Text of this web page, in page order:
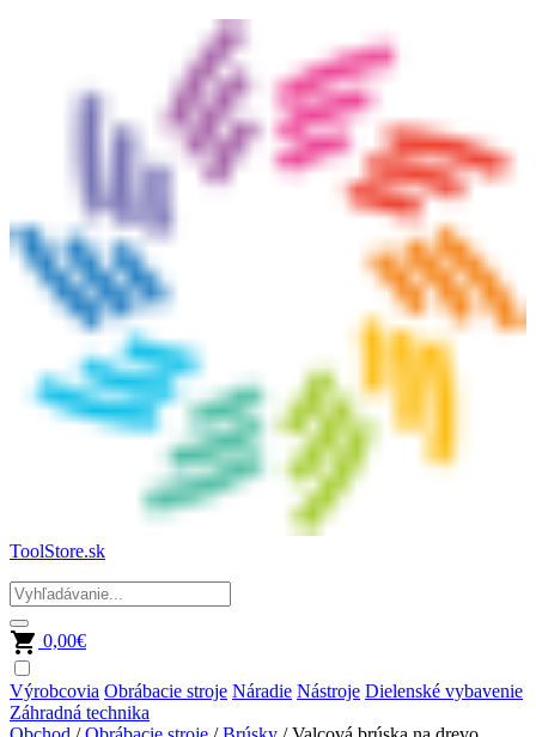
ToolStore.sk
0,00€
Výrobcovia Obrábacie stroje Náradie Nástroje Dielenské vybavenie
Záhradná technika